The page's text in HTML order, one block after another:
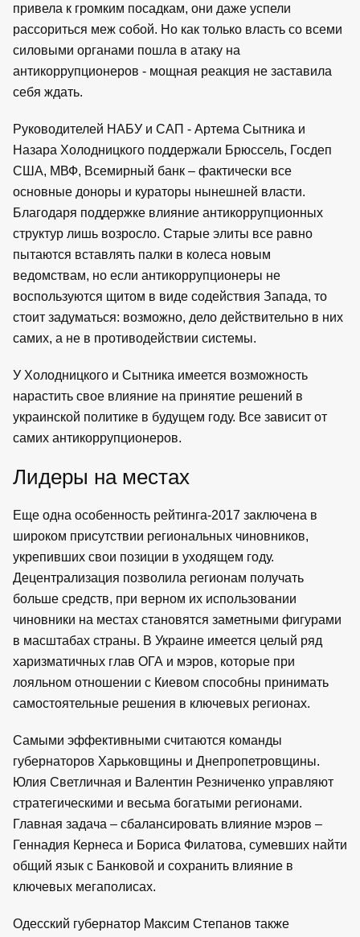
привела к громким посадкам, они даже успели
рассориться меж собой. Но как только власть со всеми
силовыми органами пошла в атаку на
антикоррупционеров - мощная реакция не заставила
себя ждать.
Руководителей НАБУ и САП - Артема Сытника и
Назара Холодницкого поддержали Брюссель, Госдеп
США, МВФ, Всемирный банк – фактически все
основные доноры и кураторы нынешней власти.
Благодаря поддержке влияние антикоррупционных
структур лишь возросло. Старые элиты все равно
пытаются вставлять палки в колеса новым
ведомствам, но если антикоррупционеры не
воспользуются щитом в виде содействия Запада, то
стоит задуматься: возможно, дело действительно в них
самих, а не в противодействии системы.
У Холодницкого и Сытника имеется возможность
нарастить свое влияние на принятие решений в
украинской политике в будущем году. Все зависит от
самих антикоррупционеров.
Лидеры на местах
Еще одна особенность рейтинга-2017 заключена в
широком присутствии региональных чиновников,
укрепивших свои позиции в уходящем году.
Децентрализация позволила регионам получать
больше средств, при верном их использовании
чиновники на местах становятся заметными фигурами
в масштабах страны. В Украине имеется целый ряд
харизматичных глав ОГА и мэров, которые при
лояльном отношении с Киевом способны принимать
самостоятельные решения в ключевых регионах.
Самыми эффективными считаются команды
губернаторов Харьковщины и Днепропетровщины.
Юлия Светличная и Валентин Резниченко управляют
стратегическими и весьма богатыми регионами.
Главная задача – сбалансировать влияние мэров –
Геннадия Кернеса и Бориса Филатова, сумевших найти
общий язык с Банковой и сохранить влияние в
ключевых мегаполисах.
Одесский губернатор Максим Степанов также